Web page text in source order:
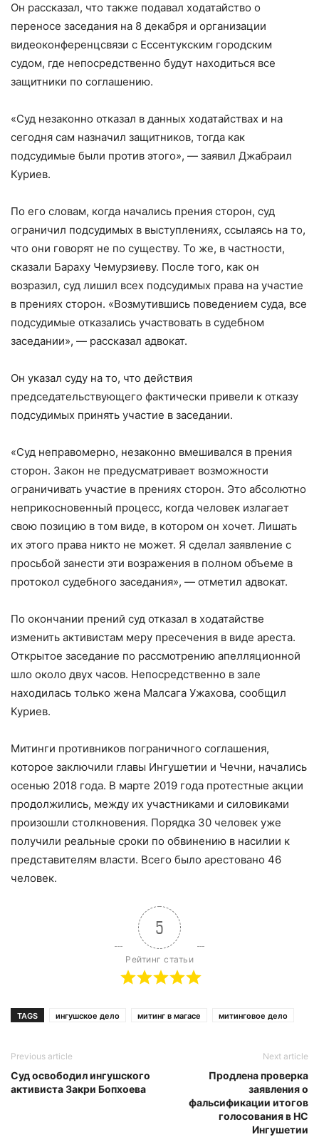
Он рассказал, что также подавал ходатайство о
переносе заседания на 8 декабря и организации
видеоконференцсвязи с Ессентукским городским
судом, где непосредственно будут находиться все
защитники по соглашению.
«Суд незаконно отказал в данных ходатайствах и на
сегодня сам назначил защитников, тогда как
подсудимые были против этого», — заявил Джабраил
Куриев.
По его словам, когда начались прения сторон, суд
ограничил подсудимых в выступлениях, ссылаясь на то,
что они говорят не по существу. То же, в частности,
сказали Бараху Чемурзиеву. После того, как он
возразил, суд лишил всех подсудимых права на участие
в прениях сторон. «Возмутившись поведением суда, все
подсудимые отказались участвовать в судебном
заседании», — рассказал адвокат.
Он указал суду на то, что действия
председательствующего фактически привели к отказу
подсудимых принять участие в заседании.
«Суд неправомерно, незаконно вмешивался в прения
сторон. Закон не предусматривает возможности
ограничивать участие в прениях сторон. Это абсолютно
неприкосновенный процесс, когда человек излагает
свою позицию в том виде, в котором он хочет. Лишать
их этого права никто не может. Я сделал заявление с
просьбой занести эти возражения в полном объеме в
протокол судебного заседания», — отметил адвокат.
По окончании прений суд отказал в ходатайстве
изменить активистам меру пресечения в виде ареста.
Открытое заседание по рассмотрению апелляционной
шло около двух часов. Непосредственно в зале
находилась только жена Малсага Ужахова, сообщил
Куриев.
Митинги противников пограничного соглашения,
которое заключили главы Ингушетии и Чечни, начались
осенью 2018 года. В марте 2019 года протестные акции
продолжились, между их участниками и силовиками
произошли столкновения. Порядка 30 человек уже
получили реальные сроки по обвинению в насилии к
представителям власти. Всего было арестовано 46
человек.
5
Рейтинг статьи
TAGS ингушское дело митинг в магасе митинговое дело
Previous article
Суд освободил ингушского
активиста Закри Бопхоева
Next article
Продлена проверка
заявления о
фальсификации итогов
голосования в НС
Ингушетии